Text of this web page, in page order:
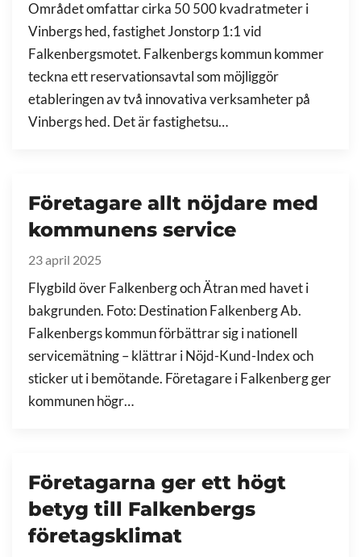
Området omfattar cirka 50 500 kvadratmeter i
Vinbergs hed, fastighet Jonstorp 1:1 vid
Falkenbergsmotet. Falkenbergs kommun kommer
teckna ett reservationsavtal som möjliggör
etableringen av två innovativa verksamheter på
Vinbergs hed. Det är fastighetsu…
Företagare allt nöjdare med
kommunens service
23 april 2025
Flygbild över Falkenberg och Ätran med havet i
bakgrunden. Foto: Destination Falkenberg Ab.
Falkenbergs kommun förbättrar sig i nationell
servicemätning – klättrar i Nöjd-Kund-Index och
sticker ut i bemötande. Företagare i Falkenberg ger
kommunen högr…
Företagarna ger ett högt
betyg till Falkenbergs
företagsklimat